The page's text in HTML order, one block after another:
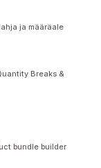
ja määräale
Breaks &
bundle builder